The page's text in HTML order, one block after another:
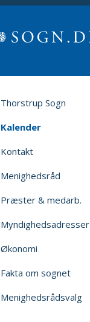
Thorstrup Sogn
Kalender
Kontakt
Menighedsråd
Præster & medarb.
Myndighedsadresser
Økonomi
Fakta om sognet
Menighedsrådsvalg